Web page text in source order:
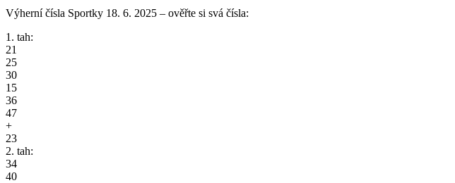
Výherní čísla Sportky 18. 6. 2025 – ověřte si svá čísla:
1. tah:
21
25
30
15
36
47
+
23
2. tah:
34
40